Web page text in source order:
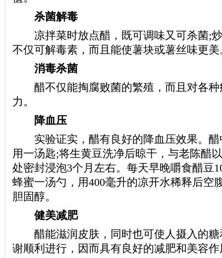
杀菌解毒
凉拌菜时放点醋，既可调味又可杀菌;炒
不仅可解毒素，而且能使薯块或薯丝味更美
消毒杀菌
醋不仅能掏腐败菌的繁殖，而且对各种
力。
降血压
实验证实，醋有良好的降血压效果。醋
用一汤匙;将生黄豆洗净后晾干，与老陈醋
处密封浸泡3个月左右。每天早晚嚼食醋豆
蜂蜜一汤勺，用400毫升的凉开水稀释后空
胆固醇。
健美减肥
醋能滋润皮肤，同时也可使人摄入的糖
谢顺利进行，因而具有良好的减肥和美容